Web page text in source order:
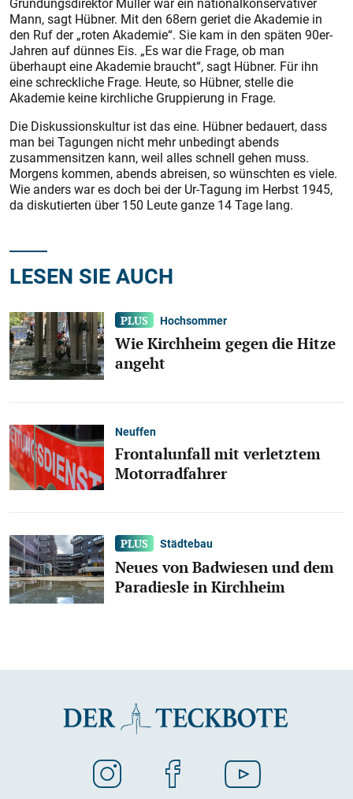
Mann, sagt Hübner. Mit den 68ern geriet die Akademie in
den Ruf der „roten Akademie“. Sie kam in den späten 90er-
Jahren auf dünnes Eis. „Es war die Frage, ob man
überhaupt eine Akademie braucht“, sagt Hübner. Für ihn
eine schreckliche Frage. Heute, so Hübner, stelle die
Akademie keine kirchliche Gruppierung in Frage.
Die Diskussionskultur ist das eine. Hübner bedauert, dass
man bei Tagungen nicht mehr unbedingt abends
zusammensitzen kann, weil alles schnell gehen muss.
Morgens kommen, abends abreisen, so wünschten es viele.
Wie anders war es doch bei der Ur-Tagung im Herbst 1945,
da diskutierten über 150 Leute ganze 14 Tage lang.
LESEN SIE AUCH
Hochsommer
Wie Kirchheim gegen die Hitze
angeht
Neuffen
Frontalunfall mit verletztem
Motorradfahrer
Städtebau
Neues von Badwiesen und dem
Paradiesle in Kirchheim